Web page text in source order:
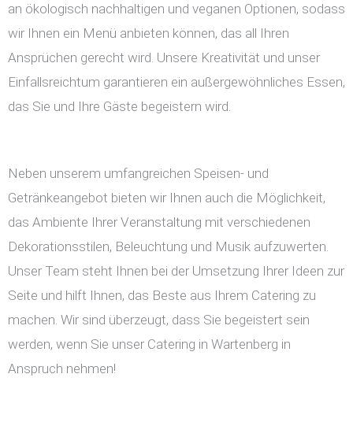
an ökologisch nachhaltigen und veganen Optionen, sodass
wir Ihnen ein Menü anbieten können, das all Ihren
Ansprüchen gerecht wird. Unsere Kreativität und unser
Einfallsreichtum garantieren ein außergewöhnliches Essen,
das Sie und Ihre Gäste begeistern wird.
Neben unserem umfangreichen Speisen- und
Getränkeangebot bieten wir Ihnen auch die Möglichkeit,
das Ambiente Ihrer Veranstaltung mit verschiedenen
Dekorationsstilen, Beleuchtung und Musik aufzuwerten.
Unser Team steht Ihnen bei der Umsetzung Ihrer Ideen zur
Seite und hilft Ihnen, das Beste aus Ihrem Catering zu
machen. Wir sind überzeugt, dass Sie begeistert sein
werden, wenn Sie unser Catering in Wartenberg in
Anspruch nehmen!